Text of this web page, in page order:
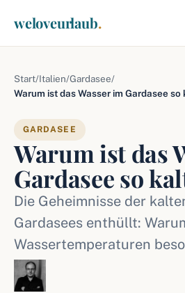
weloveurlaub.
Start/Italien/Gardasee/
Warum ist das Wasser im Gardasee so
GARDASEE
Warum ist das
Gardasee so
Die Geheimnisse der
Gardasees enthüllt:
Wassertemperaturen